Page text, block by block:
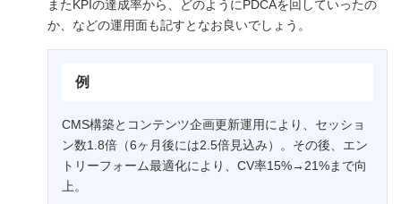
またKPIの達成率から、どのようにPDCAを回していったの
か、などの運用面も記すとなお良いでしょう。
例
CMS構築とコンテンツ企画更新運用により、セッショ
ン数1.8倍（6ヶ月後には2.5倍見込み）。その後、エン
トリーフォーム最適化により、CV率15%→21%まで向
上。